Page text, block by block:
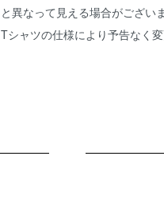
と異なって見える場合がござい
Tシャツの仕様により予告なく変